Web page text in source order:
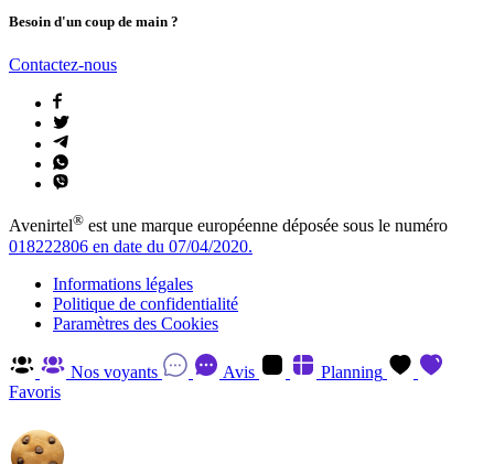
Besoin d'un coup de main ?
Contactez-nous
Avenirtel® est une marque européenne déposée sous le numéro
018222806 en date du 07/04/2020.
Informations légales
Politique de confidentialité
Paramètres des Cookies
Nos voyants Avis
Planning
Favoris